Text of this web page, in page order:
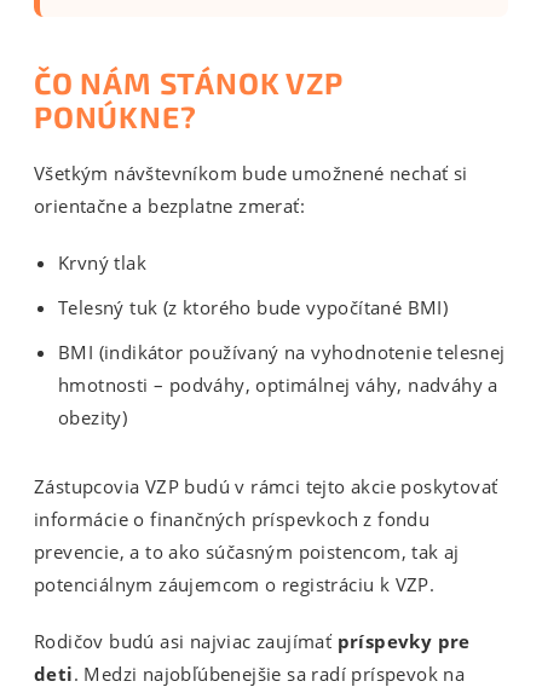
ČO NÁM STÁNOK VZP
PONÚKNE?
Všetkým návštevníkom bude umožnené nechať si
orientačne a bezplatne zmerať:
Krvný tlak
Telesný tuk (z ktorého bude vypočítané BMI)
BMI (indikátor používaný na vyhodnotenie telesnej
hmotnosti – podváhy, optimálnej váhy, nadváhy a
obezity)
Zástupcovia VZP budú v rámci tejto akcie poskytovať
informácie o finančných príspevkoch z fondu
prevencie, a to ako súčasným poistencom, tak aj
potenciálnym záujemcom o registráciu k VZP.
Rodičov budú asi najviac zaujímať príspevky pre
deti. Medzi najobľúbenejšie sa radí príspevok na